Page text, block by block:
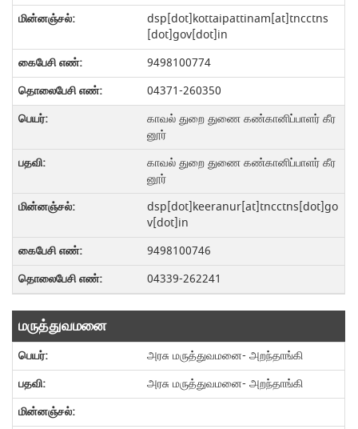
dsp[dot]kottaipattinam[at]tncctns
[dot]gov[dot]in
9498100774
04371-260350
காவல் துறை துணை கண்கானிப்பாளர் கீர
னூர்
காவல் துறை துணை கண்கானிப்பாளர் கீர
னூர்
dsp[dot]keeranur[at]tncctns[dot]go
v[dot]in
9498100746
04339-262241
மருத்துவமனை
அரசு மருத்துவமனை- அறந்தாங்கி
அரசு மருத்துவமனை- அறந்தாங்கி